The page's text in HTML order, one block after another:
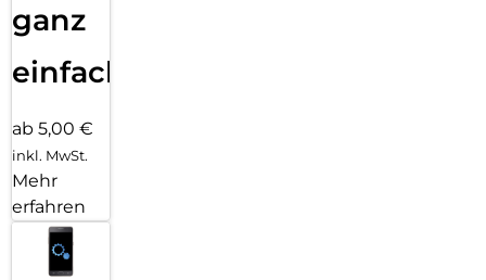
ganz
einfach
ab 5,00 €
inkl. MwSt.
Mehr
erfahren